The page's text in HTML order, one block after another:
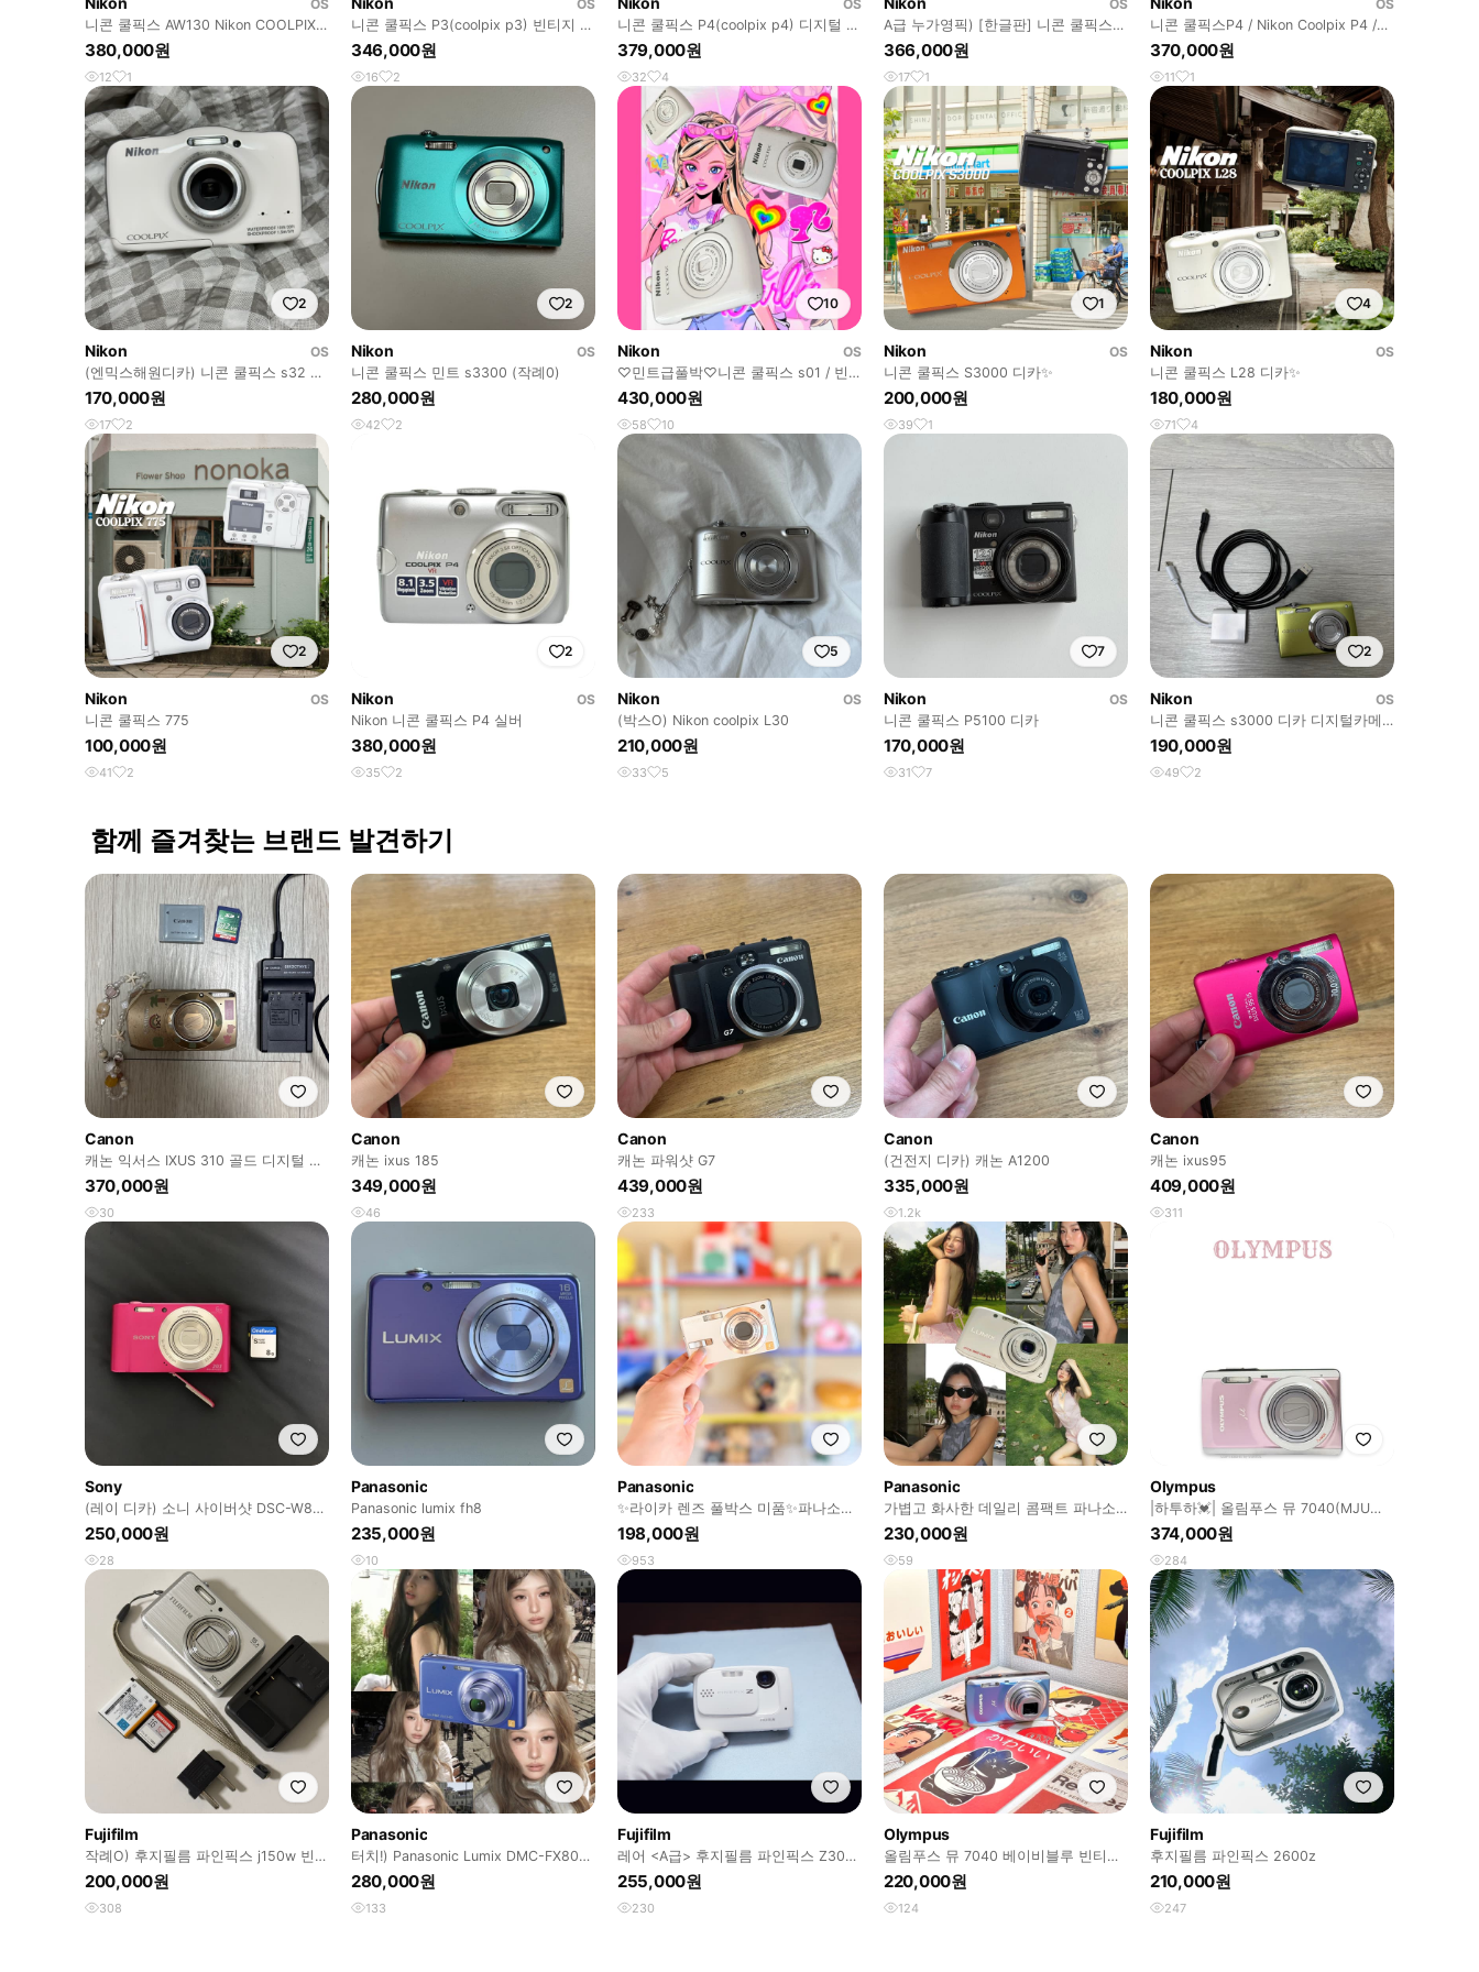
OS
니콘 쿨픽스 AW130 Nikon COOLPIX
AW130 빈티지 디카
380,000원
12 1
OS
니콘 쿨픽스 P3(coolpix p3) 빈티지 디
지털 카메라 디카
346,000원
16 2
OS
니콘 쿨픽스 P4(coolpix p4) 디지털 카
메라 디카
379,000원
32 4
OS
A급 누가영픽) [한글판] 니콘 쿨픽스
NIKON COOLPIX P4
366,000원
17 1
OS
니콘 쿨픽스P4 / Nikon Coolpix P4 /
Silver
370,000원
11 1
2
Nikon
OS
(엔믹스해원디카) 니콘 쿨픽스 s32 빈
티지디카
170,000원
17 2
2
Nikon
OS
니콘 쿨픽스 민트 s3300 (작례0)
280,000원
42 2
10
Nikon
OS
♡민트급풀박♡니콘 쿨픽스 s01 / 빈
티지디카
430,000원
58 10
1
Nikon
OS
니콘 쿨픽스 S3000 디카✨
200,000원
39 1
4
Nikon
OS
니콘 쿨픽스 L28 디카✨
180,000원
71 4
2
Nikon
OS
니콘 쿨픽스 775
100,000원
41 2
2
Nikon
OS
Nikon 니콘 쿨픽스 P4 실버
380,000원
35 2
5
Nikon
OS
(박스O) Nikon coolpix L30
210,000원
33 5
7
Nikon
OS
니콘 쿨픽스 P5100 디카
170,000원
31 7
2
Nikon
OS
니콘 쿨픽스 s3000 디카 디지털카메
라 라임 (작례O)
190,000원
49 2
함께 즐겨찾는 브랜드 발견하기
Canon
캐논 익서스 IXUS 310 골드 디지털 카
메라
370,000원
30
Canon
캐논 ixus 185
349,000원
46
Canon
캐논 파워샷 G7
439,000원
233
Canon
(건전지 디카) 캐논 A1200
335,000원
1.2k
Canon
캐논 ixus95
409,000원
311
Sony
(레이 디카) 소니 사이버샷 DSC-W810
핑크
250,000원
28
Panasonic
Panasonic lumix fh8
235,000원
10
Panasonic
✨라이카 렌즈 풀박스 미품✨파나소닉
198,000원
953
Panasonic
가볍고 화사한 데일리 콤팩트 파나소
닉 루믹스 dmc-s2
230,000원
59
Olympus
|하투하💓| 올림푸스 뮤 7040(MJU
7040) 디지털 카메라 디카
374,000원
284
Fujifilm
작례O) 후지필름 파인픽스 j150w 빈티
지 디카 디지털카메라 실버
200,000원
308
Panasonic
터치!) Panasonic Lumix DMC-FX80
빈티지디카
280,000원
133
Fujifilm
레어 <A급> 후지필름 파인픽스 Z30
화이트 빈티지 디카
255,000원
230
Olympus
올림푸스 뮤 7040 베이비블루 빈티지
디카
220,000원
124
Fujifilm
후지필름 파인픽스 2600z
210,000원
247